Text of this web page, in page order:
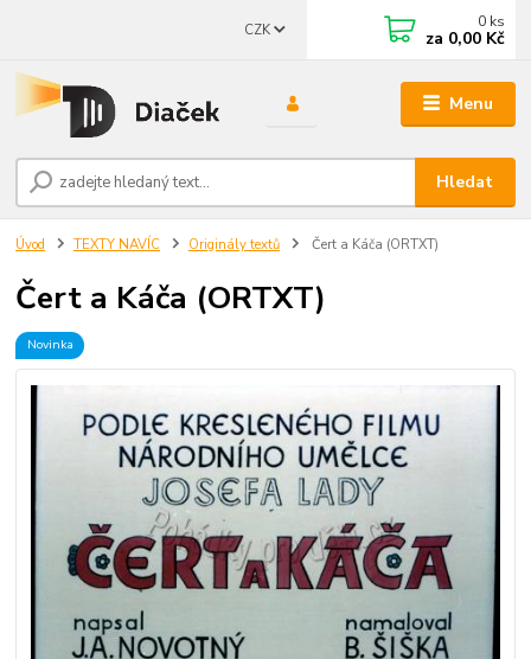
Menu
CZK
Hledat
0 ks
za 0,00 Kč
Úvod TEXTY NAVÍC Originály textů Čert a Káča (ORTXT)
Čert a Káča (ORTXT)
Novinka